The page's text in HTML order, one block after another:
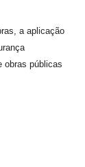
a aplicação
obras públicas